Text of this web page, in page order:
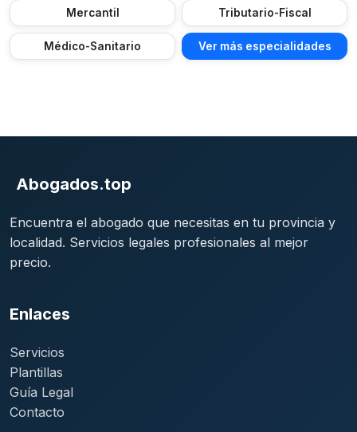
Mercantil Tributario-Fiscal
Médico-Sanitario Ver más especialidades
Abogados.top
Encuentra el abogado que necesitas en tu provincia y
localidad. Servicios legales profesionales al mejor
precio.
Enlaces
Servicios
Plantillas
Guía Legal
Contacto